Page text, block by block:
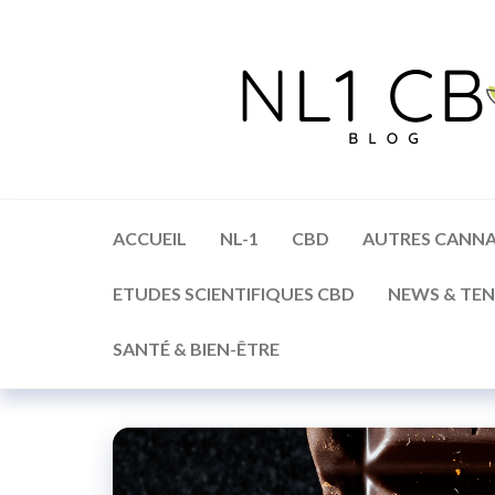
ACCUEIL NL-1 CBD AUTRES
ETUDES SCIENTIFIQUES CBD NEWS &
SANTÉ & BIEN-ÊTRE